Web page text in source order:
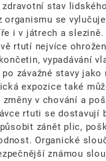
stav
se
i v játrech a
rtutí nejvíce
vypadávání
závažné stavy
expozice také
v chování a
rtuti se dostavují
zánět plic,
Organické
známou